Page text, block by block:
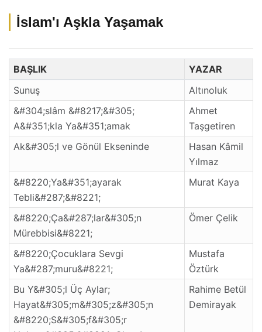
İslam'ı Aşkla Yaşamak
BAŞLIK
YAZAR
Sunuş
Altınoluk
&#304;slâm &#8217;&#305;
A&#351;kla Ya&#351;amak
Ahmet
Taşgetiren
Ak&#305;l ve Gönül Ekseninde
Hasan Kâmil
Yılmaz
&#8220;Ya&#351;ayarak
Tebli&#287;&#8221;
Murat Kaya
&#8220;Ça&#287;lar&#305;n
Mürebbisi&#8221;
Ömer Çelik
&#8220;Çocuklara Sevgi
Ya&#287;muru&#8221;
Mustafa
Öztürk
Bu Y&#305;l Üç Aylar;
Hayat&#305;m&#305;z&#305;n
&#8220;S&#305;f&#305;r
Rahime Betül
Demirayak